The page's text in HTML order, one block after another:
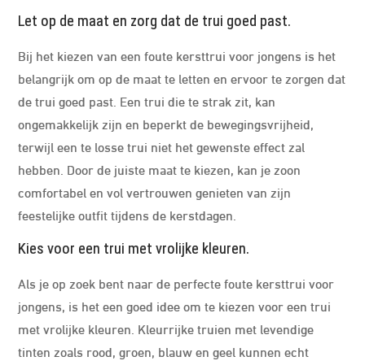
Let op de maat en zorg dat de trui goed past.
Bij het kiezen van een foute kersttrui voor jongens is het
belangrijk om op de maat te letten en ervoor te zorgen dat
de trui goed past. Een trui die te strak zit, kan
ongemakkelijk zijn en beperkt de bewegingsvrijheid,
terwijl een te losse trui niet het gewenste effect zal
hebben. Door de juiste maat te kiezen, kan je zoon
comfortabel en vol vertrouwen genieten van zijn
feestelijke outfit tijdens de kerstdagen.
Kies voor een trui met vrolijke kleuren.
Als je op zoek bent naar de perfecte foute kersttrui voor
jongens, is het een goed idee om te kiezen voor een trui
met vrolijke kleuren. Kleurrijke truien met levendige
tinten zoals rood, groen, blauw en geel kunnen echt